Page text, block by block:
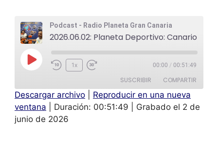
Podcast - Radio Planeta Gran Canaria
1x 00:00 / 00:51:49
SUSCRIBIR COMPARTIR
FEED RSS
COMPAR
TIR
Descargar archivo
Reproducir en una nueva
ventana
Duración: 00:51:49
Grabado el 2 de
junio de 2026